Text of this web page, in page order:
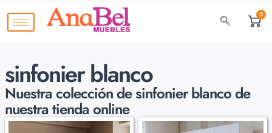
0
sinfonier blanco
Nuestra colección desinfonier blanco de
nuestra tienda online